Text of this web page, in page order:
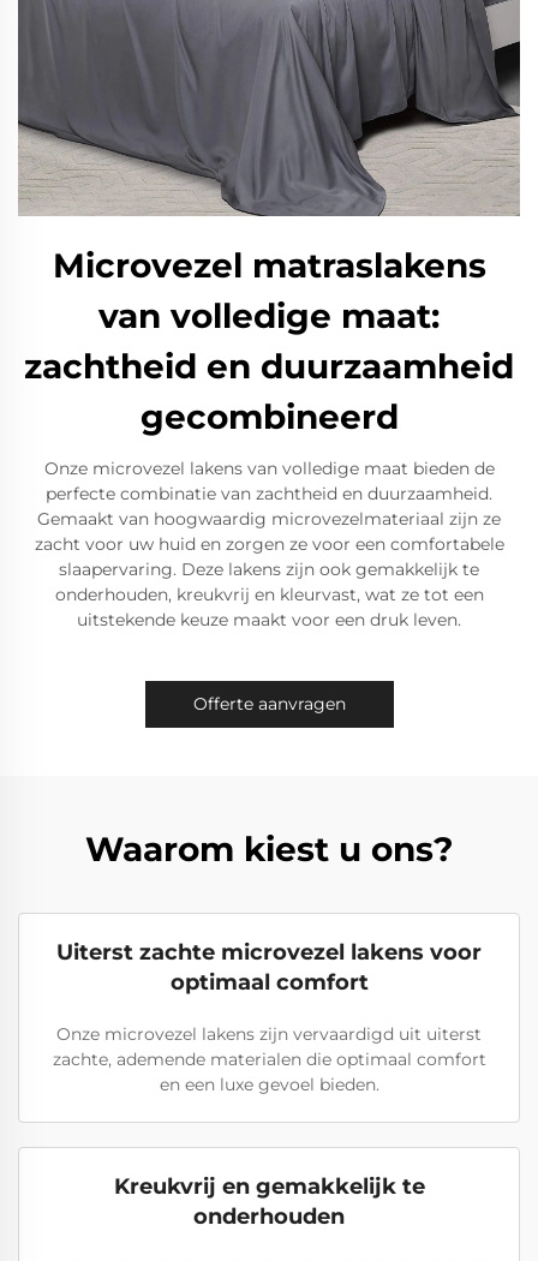
Microvezel matraslakens
van volledige maat:
zachtheid en duurzaamheid
gecombineerd
Onze microvezel lakens van volledige maat bieden de
perfecte combinatie van zachtheid en duurzaamheid.
Gemaakt van hoogwaardig microvezelmateriaal zijn ze
zacht voor uw huid en zorgen ze voor een comfortabele
slaapervaring. Deze lakens zijn ook gemakkelijk te
onderhouden, kreukvrij en kleurvast, wat ze tot een
uitstekende keuze maakt voor een druk leven.
Offerte aanvragen
Waarom kiest u ons?
Uiterst zachte microvezel lakens voor
optimaal comfort
Onze microvezel lakens zijn vervaardigd uit uiterst
zachte, ademende materialen die optimaal comfort
en een luxe gevoel bieden.
Kreukvrij en gemakkelijk te
onderhouden